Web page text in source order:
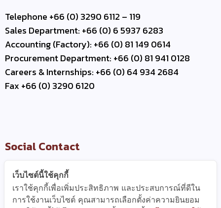
Telephone +66 (0) 3290 6112 – 119
Sales Department: +66 (0) 6 5937 6283
Accounting (Factory): +66 (0) 81 149 0614
Procurement Department: +66 (0) 81 941 0128
Careers & Internships: +66 (0) 64 934 2684
Fax +66 (0) 3290 6120
Social Contact
Useful Link
เว็บไซต์นี้ใช้คุกกี้
เราใช้คุกกี้เพื่อเพิ่มประสิทธิภาพ และประสบการณ์ที่ดีใน
การใช้งานเว็บไซต์ คุณสามารถเลือกตั้งค่าความยินยอม